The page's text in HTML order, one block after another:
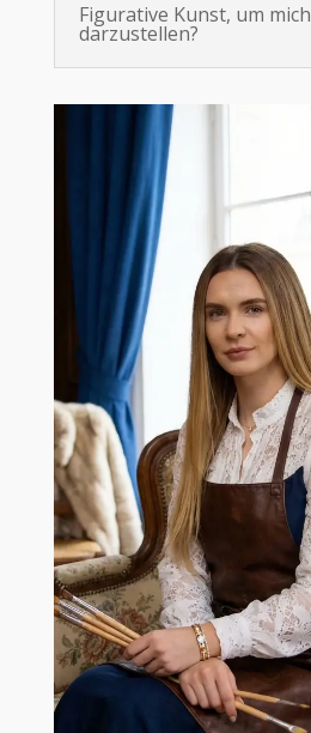
Figurative Kunst, um mich
darzustellen?